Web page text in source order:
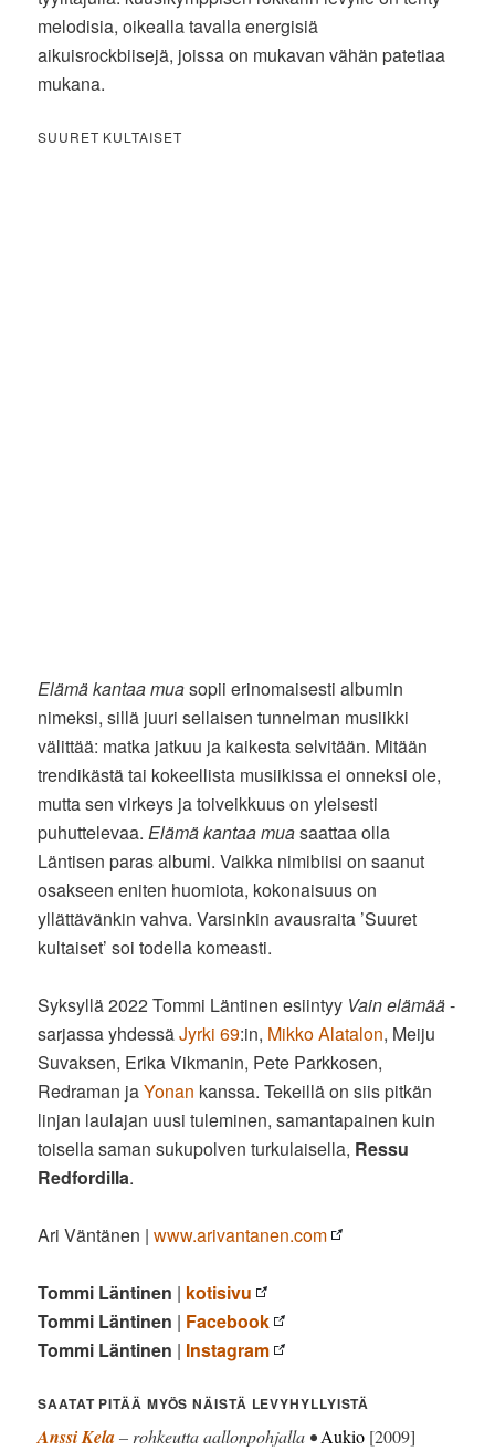
melodisia, oikealla tavalla energisiä
aikuisrockbiisejä, joissa on mukavan vähän patetiaa
mukana.
SUURET KULTAISET
Elämä kantaa muasopii erinomaisesti albumin
nimeksi, sillä juuri sellaisen tunnelman musiikki
välittää: matka jatkuu ja kaikesta selvitään. Mitään
trendikästä tai kokeellista musiikissa ei onneksi ole,
mutta sen virkeys ja toiveikkuus on yleisesti
puhuttelevaa.Elämä kantaa muasaattaa olla
Läntisen paras albumi. Vaikka nimibiisi on saanut
osakseen eniten huomiota, kokonaisuus on
yllättävänkin vahva. Varsinkin avausraita ’Suuret
kultaiset’ soi todella komeasti.
Syksyllä 2022 Tommi Läntinen esiintyy Vain elämää-
sarjassa yhdessäJyrki 69:in, Mikko Alatalon, Meiju
Suvaksen, Erika Vikmanin, Pete Parkkosen,
Redraman jaYonan kanssa. Tekeillä on siis pitkän
linjan laulajan uusi tuleminen, samantapainen kuin
toisella saman sukupolven turkulaisella, Ressu
Redfordilla.
Ari Väntänen |www.arivantanen.com
Tommi Läntinen | kotisivu
Tommi Läntinen | Facebook
Tommi Läntinen | Instagram
SAATAT PITÄÄ MYÖS NÄISTÄ LEVYHYLLYISTÄ
Anssi Kela– rohkeutta aallonpohjalla •Aukio [2009]